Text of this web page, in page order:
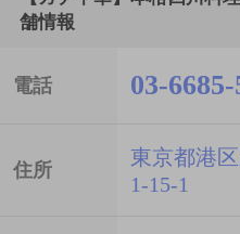
舗情報
電話 03-6685-
住所
東京都港
1-15-1